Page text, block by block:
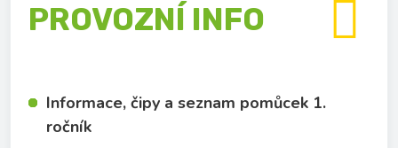
PROVOZNÍ INFO
Informace, čipy a seznam pomůcek 1.
ročník
